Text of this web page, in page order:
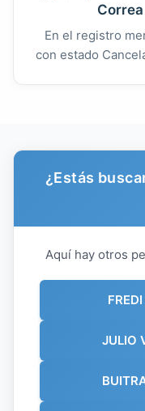
En el registro
con estado
¿Estás
Aquí hay otros
JULIO